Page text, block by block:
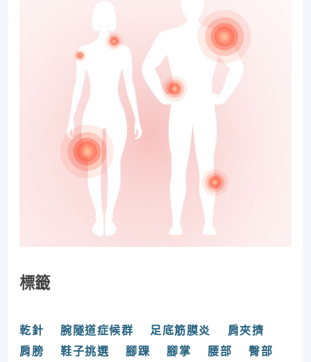
標籤
乾針 腕隧道症候群 足底筋膜炎
肩夾擠
肩膀
鞋子挑選 腳踝 腳掌 腰部
臀部